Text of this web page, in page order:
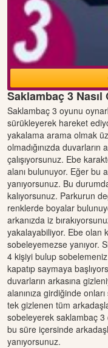
Saklambaç 3 Nasıl
Saklambaç 3 oyunu
sürükleyerek hareket
yakalama arama olmak
olmadığınızda
çalışıyorsunuz. Ebe
alanı bulunuyor. Eğer bu
yanıyorsunuz. Bu
kalıyorsunuz. Parkurun
renklerde boyalar
arkanızda iz
yakalayabiliyor. Ebe olan
sobeleyemezse yanıyor.
4 kişiyi bulup
kapatıp saymaya
duvarların arkasına
alanınıza girdiğinde
tek gizlenen tüm
sobeleyerek saklambaç 3
bu süre içersinde
yanıyorsunuz.